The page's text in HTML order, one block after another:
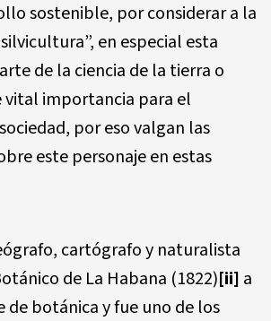
sostenible, por considerar a la
en especial esta
de la ciencia de la tierra o
vital importancia para el
por eso valgan las
este personaje en estas
cartógrafo y naturalista
de La Habana (1822)[ii] a
de botánica y fue uno de los